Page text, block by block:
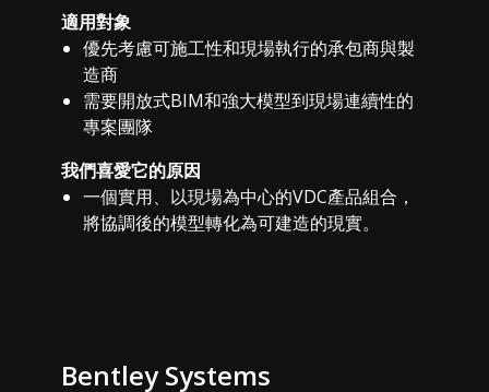
適用對象
優先考慮可施工性和現場執行的承包商與製
造商
需要開放式BIM和強大模型到現場連續性的
專案團隊
我們喜愛它的原因
一個實用、以現場為中心的VDC產品組合，
將協調後的模型轉化為可建造的現實。
Bentley Systems